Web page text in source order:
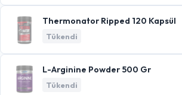
Thermonator Ripped 120 Kapsül
Tükendi
L-Arginine Powder 500 Gr
Tükendi